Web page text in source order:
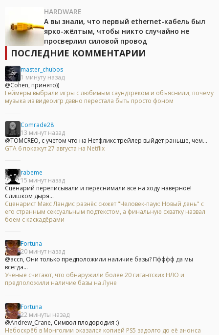
HARDWARE
А вы знали, что первый ethernet-кабель был
ярко-жёлтым, чтобы никто случайно не
просверлил силовой провод
ПОСЛЕДНИЕ КОММЕНТАРИИ
master_chubos
1 минуту назад
@Cohen, принято))
Геймеры выбрали игры с любимым саундтреком и объяснили, почему
музыка из видеоигр давно перестала быть просто фоном
Comrade28
13 минут назад
@TOMCREO, с учетом что на Нетфликс трейлер выйдет раньше, чем...
GTA 6 покажут 27 августа на Netflix
rabeme
15 минут назад
Сценарий переписывали и переснимали все на ходу наверное!
Слишком дыря...
Сценарист Макс Ландис разнёс сюжет "Человек-паук: Новый день" с
его странным сексуальным подтекстом, а финальную схватку назвал
боем с каскадёрами
Fortuna
20 минут назад
@accn, Они только предположили наличие базы? Пфффф да мы
всегда...
Учёные считают, что обнаружили более 20 гигантских НЛО и
предположили наличие базы на Луне
Fortuna
22 минуты назад
@Andrew_Crane, Символ плодородия :)
Небоскрёб в Монголии оказался копией PS5 задолго до её анонса